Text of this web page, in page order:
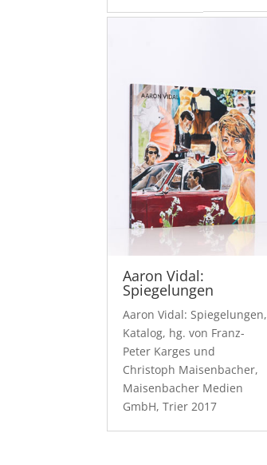
Aaron Vidal:
Spiegelungen
Aaron Vidal: Spiegelungen,
Katalog, hg. von Franz-
Peter Karges und
Christoph Maisenbacher,
Maisenbacher Medien
GmbH, Trier 2017